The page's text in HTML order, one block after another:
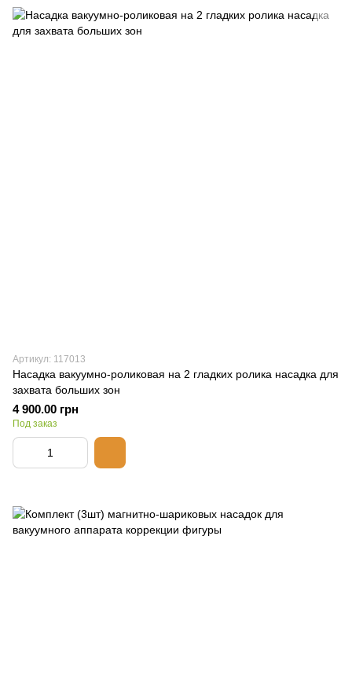
Артикул: 117013
Насадка вакуумно-роликовая на 2 гладких ролика насадка для
захвата больших зон
4 900.00 грн
Под заказ